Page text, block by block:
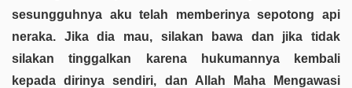
sesungguhnya aku telah memberinya sepotong api
neraka. Jika dia mau, silakan bawa dan jika tidak
silakan tinggalkan karena hukumannya kembali
kepada dirinya sendiri, dan Allah Maha Mengawasi